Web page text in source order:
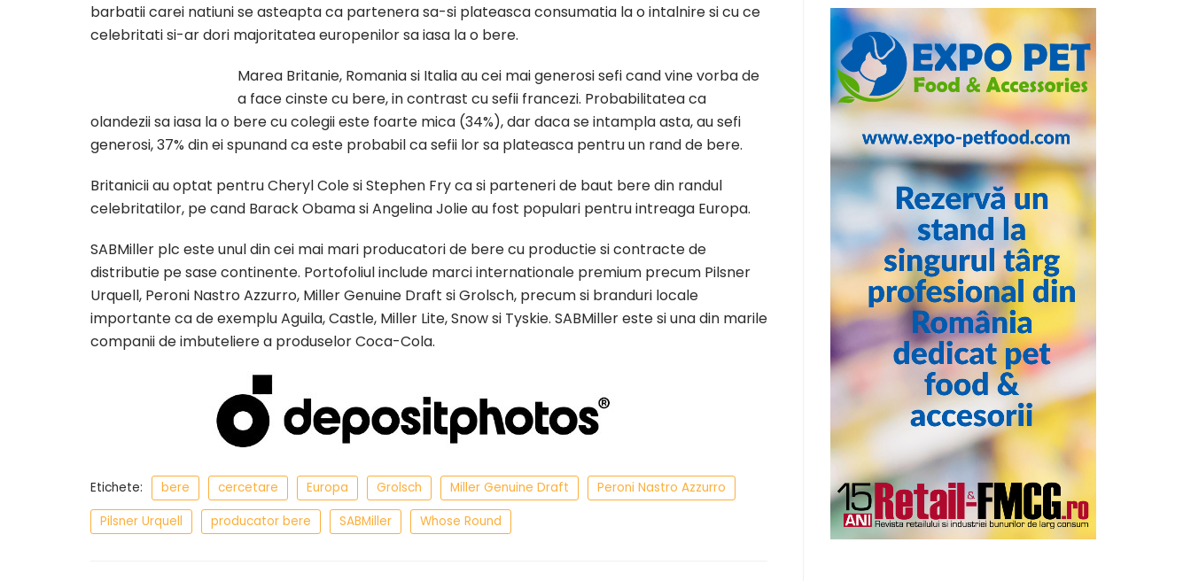
barbatii carei natiuni se asteapta ca partenera sa-si plateasca consumatia la o intalnire si cu ce
celebritati si-ar dori majoritatea europenilor sa iasa la o bere.
Marea Britanie, Romania si Italia au cei mai generosi sefi cand vine vorba de
a face cinste cu bere, in contrast cu sefii francezi. Probabilitatea ca
olandezii sa iasa la o bere cu colegii este foarte mica (34%), dar daca se intampla asta, au sefi
generosi, 37% din ei spunand ca este probabil ca sefii lor sa plateasca pentru un rand de bere.
Britanicii au optat pentru Cheryl Cole si Stephen Fry ca si parteneri de baut bere din randul
celebritatilor, pe cand Barack Obama si Angelina Jolie au fost populari pentru intreaga Europa.
SABMiller plc este unul din cei mai mari producatori de bere cu productie si contracte de
distributie pe sase continente. Portofoliul include marci internationale premium precum Pilsner
Urquell, Peroni Nastro Azzurro, Miller Genuine Draft si Grolsch, precum si branduri locale
importante ca de exemplu Aguila, Castle, Miller Lite, Snow si Tyskie. SABMiller este si una din marile
companii de imbuteliere a produselor Coca-Cola.
Etichete: bere cercetare Europa Grolsch Miller Genuine Draft
Peroni Nastro Azzurro
Pilsner Urquell
producator bere SABMiller Whose Round